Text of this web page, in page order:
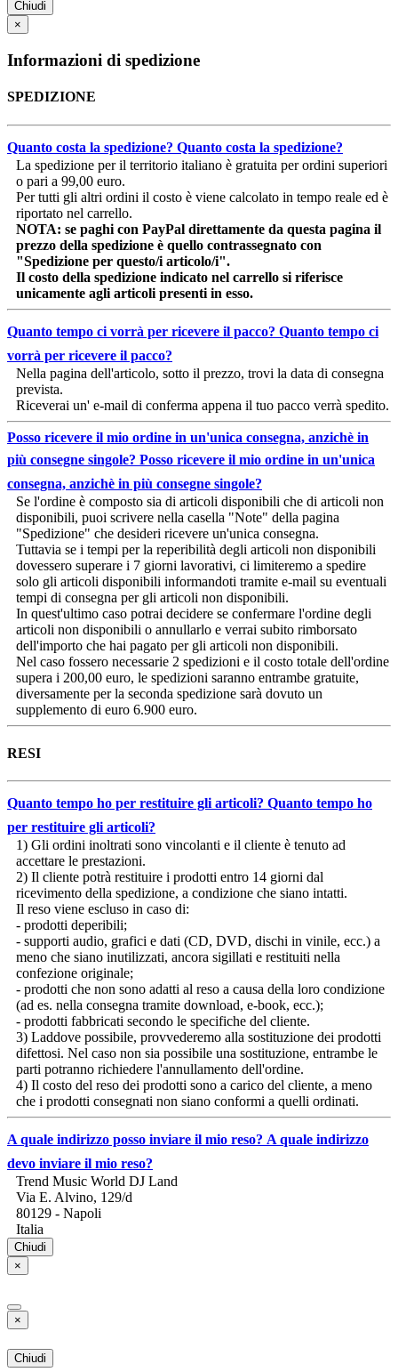
Chiudi
×
Informazioni di spedizione
SPEDIZIONE
Quanto costa la spedizione? Quanto costa la spedizione?
La spedizione per il territorio italiano è gratuita per ordini superiori
o pari a 99,00 euro.
Per tutti gli altri ordini il costo è viene calcolato in tempo reale ed è
riportato nel carrello.
NOTA: se paghi con PayPal direttamente da questa pagina il
prezzo della spedizione è quello contrassegnato con
"Spedizione per questo/i articolo/i".
Il costo della spedizione indicato nel carrello si riferisce
unicamente agli articoli presenti in esso.
Quanto tempo ci vorrà per ricevere il pacco? Quanto tempo ci
vorrà per ricevere il pacco?
Nella pagina dell'articolo, sotto il prezzo, trovi la data di consegna
prevista.
Riceverai un' e-mail di conferma appena il tuo pacco verrà spedito.
Posso ricevere il mio ordine in un'unica consegna, anzichè in
più consegne singole? Posso ricevere il mio ordine in un'unica
consegna, anzichè in più consegne singole?
Se l'ordine è composto sia di articoli disponibili che di articoli non
disponibili, puoi scrivere nella casella "Note" della pagina
"Spedizione" che desideri ricevere un'unica consegna.
Tuttavia se i tempi per la reperibilità degli articoli non disponibili
dovessero superare i 7 giorni lavorativi, ci limiteremo a spedire
solo gli articoli disponibili informandoti tramite e-mail su eventuali
tempi di consegna per gli articoli non disponibili.
In quest'ultimo caso potrai decidere se confermare l'ordine degli
articoli non disponibili o annullarlo e verrai subito rimborsato
dell'importo che hai pagato per gli articoli non disponibili.
Nel caso fossero necessarie 2 spedizioni e il costo totale dell'ordine
supera i 200,00 euro, le spedizioni saranno entrambe gratuite,
diversamente per la seconda spedizione sarà dovuto un
supplemento di euro 6.900 euro.
RESI
Quanto tempo ho per restituire gli articoli? Quanto tempo ho
per restituire gli articoli?
1) Gli ordini inoltrati sono vincolanti e il cliente è tenuto ad
accettare le prestazioni.
2) Il cliente potrà restituire i prodotti entro 14 giorni dal
ricevimento della spedizione, a condizione che siano intatti.
Il reso viene escluso in caso di:
- prodotti deperibili;
- supporti audio, grafici e dati (CD, DVD, dischi in vinile, ecc.) a
meno che siano inutilizzati, ancora sigillati e restituiti nella
confezione originale;
- prodotti che non sono adatti al reso a causa della loro condizione
(ad es. nella consegna tramite download, e-book, ecc.);
- prodotti fabbricati secondo le specifiche del cliente.
3) Laddove possibile, provvederemo alla sostituzione dei prodotti
difettosi. Nel caso non sia possibile una sostituzione, entrambe le
parti potranno richiedere l'annullamento dell'ordine.
4) Il costo del reso dei prodotti sono a carico del cliente, a meno
che i prodotti consegnati non siano conformi a quelli ordinati.
A quale indirizzo posso inviare il mio reso? A quale indirizzo
devo inviare il mio reso?
Trend Music World DJ Land
Via E. Alvino, 129/d
80129 - Napoli
Italia
Chiudi
×
×
Chiudi